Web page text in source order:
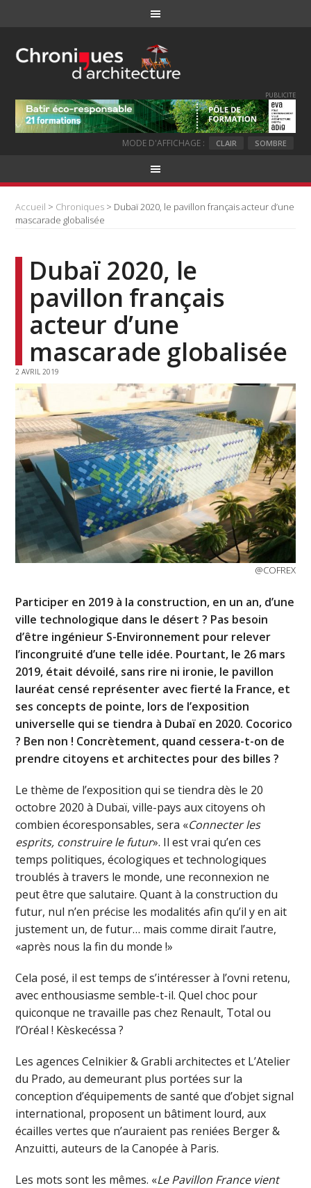
PUBLICITE
MODE D'AFFICHAGE : CLAIR SOMBRE
Accueil > Chroniques > Dubaï 2020, le pavillon français acteur d’une
mascarade globalisée
Dubaï 2020, le
pavillon français
acteur d’une
mascarade globalisée
2 AVRIL 2019
@COFREX
Participer en 2019 à la construction, en un an, d’une
ville technologique dans le désert ? Pas besoin
d’être ingénieur S-Environnement pour relever
l’incongruité d’une telle idée. Pourtant, le 26 mars
2019, était dévoilé, sans rire ni ironie, le pavillon
lauréat censé représenter avec fierté la France, et
ses concepts de pointe, lors de l’exposition
universelle qui se tiendra à Dubaï en 2020. Cocorico
? Ben non ! Concrètement, quand cessera-t-on de
prendre citoyens et architectes pour des billes ?
Le thème de l’exposition qui se tiendra dès le 20
octobre 2020 à Dubaï, ville-pays aux citoyens oh
combien écoresponsables, sera «Connecter les
esprits, construire le futur». Il est vrai qu’en ces
temps politiques, écologiques et technologiques
troublés à travers le monde, une reconnexion ne
peut être que salutaire. Quant à la construction du
futur, nul n’en précise les modalités afin qu’il y en ait
justement un, de futur… mais comme dirait l’autre,
«après nous la fin du monde !»
Cela posé, il est temps de s’intéresser à l’ovni retenu,
avec enthousiasme semble-t-il. Quel choc pour
quiconque ne travaille pas chez Renault, Total ou
l’Oréal ! Kèskecéssa ?
Les agences Celnikier & Grabli architectes et L’Atelier
du Prado, au demeurant plus portées sur la
conception d’équipements de santé que d’objet signal
international, proposent un bâtiment lourd, aux
écailles vertes que n’auraient pas reniées Berger &
Anzuitti, auteurs de la Canopée à Paris.
Les mots sont les mêmes. «Le Pavillon France vient